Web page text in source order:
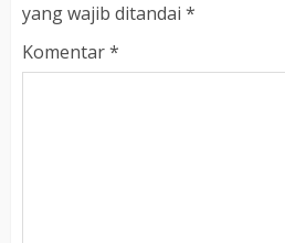
yang wajib ditandai *
Komentar*